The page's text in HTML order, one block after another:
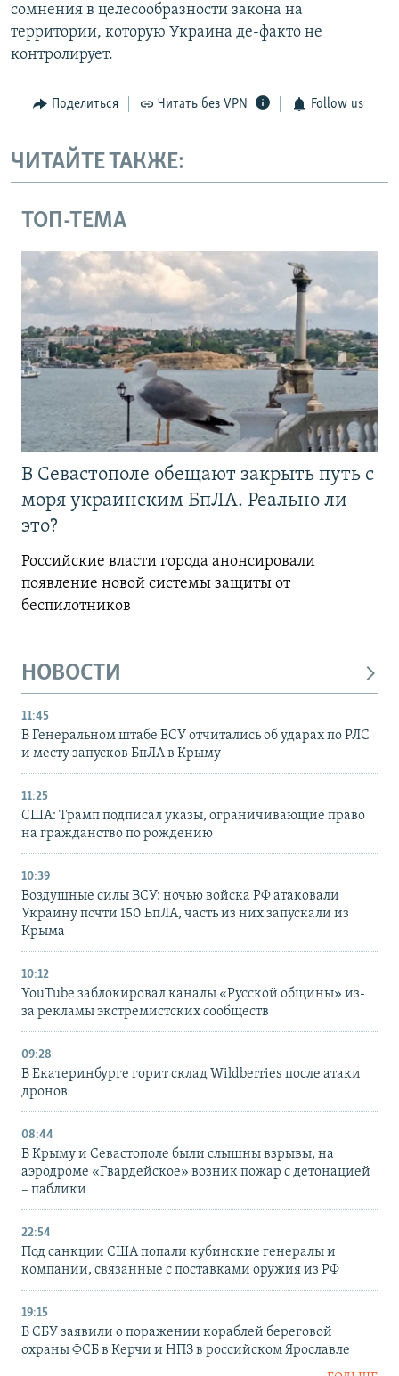
сомнения в целесообразности закона на
территории, которую Украина де-факто не
контролирует.
Поделиться Читать без VPN Follow us
ЧИТАЙТЕ ТАКЖЕ:
ТОП-ТЕМА
В Севастополе обещают закрыть путь с
моря украинским БпЛА. Реально ли
это?
Российские власти города анонсировали
появление новой системы защиты от
беспилотников
НОВОСТИ
11:45
В Генеральном штабе ВСУ отчитались об ударах по РЛС
и месту запусков БпЛА в Крыму
11:25
США: Трамп подписал указы, ограничивающие право
на гражданство по рождению
10:39
Воздушные силы ВСУ: ночью войска РФ атаковали
Украину почти 150 БпЛА, часть из них запускали из
Крыма
10:12
YouTube заблокировал каналы «Русской общины» из-
за рекламы экстремистских сообществ
09:28
В Екатеринбурге горит склад Wildberries после атаки
дронов
08:44
В Крыму и Севастополе были слышны взрывы, на
аэродроме «Гвардейское» возник пожар с детонацией
– паблики
22:54
Под санкции США попали кубинские генералы и
компании, связанные с поставками оружия из РФ
19:15
В СБУ заявили о поражении кораблей береговой
охраны ФСБ в Керчи и НПЗ в российском Ярославле